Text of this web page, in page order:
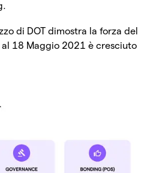
di DOT dimostra la forza del
18 Maggio 2021 è cresciuto